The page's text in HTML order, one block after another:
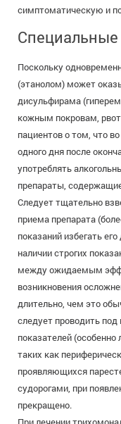
симптоматическую и
Специальные
Поскольку
(этанолом) может
дисульфирама
кожным покровам,
пациентов о том, что
одного дня после
употреблять
препараты,
Следует тщательно
приема препарата
показаний избегать
наличии строгих
между ожидаемым
возникновения
длительно, чем это
следует проводить под
показателей
таких как
проявляющихся
судорогами, при
прекращено.